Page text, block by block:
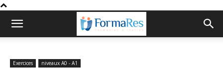
Exercices niveaux A0 - A1